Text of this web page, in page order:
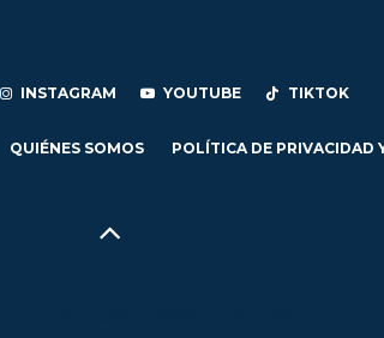
INSTAGRAM YOUTUBE TIKTOK
QUIÉNES SOMOS POLÍTICA DE PRIVACIDAD